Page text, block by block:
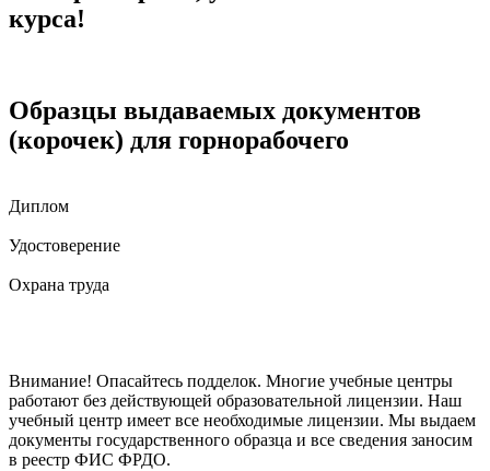
транспортере; требования государственного стандарта на полезное
ископаемое; правила обращения, хранения и переноски взрывчатых
курса!
Образцы выдаваемых документов
(корочек) для горнорабочего
Диплом
Удостоверение
Охрана труда
Внимание! Опасайтесь подделок. Многие учебные центры
работают без действующей образовательной лицензии. Наш
учебный центр имеет все необходимые лицензии. Мы выдаем
документы государственного образца и все сведения заносим
в реестр ФИС ФРДО.